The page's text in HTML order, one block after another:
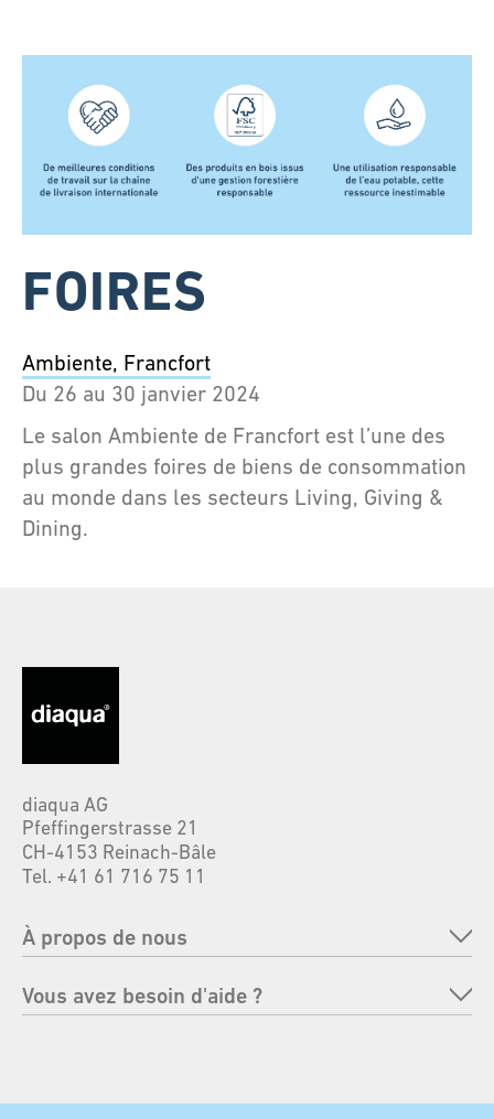
FOIRES
Ambiente, Francfort
Du 26 au 30 janvier 2024
Le salon Ambiente de Francfort est l’une des
plus grandes foires de biens de consommation
au monde dans les secteurs Living, Giving &
Dining.
diaqua AG
Pfeffingerstrasse 21
CH-4153 Reinach-Bâle
Tel. +41 61 716 75 11
À propos de nous
Entreprise
Vous avez besoin d'aide ?